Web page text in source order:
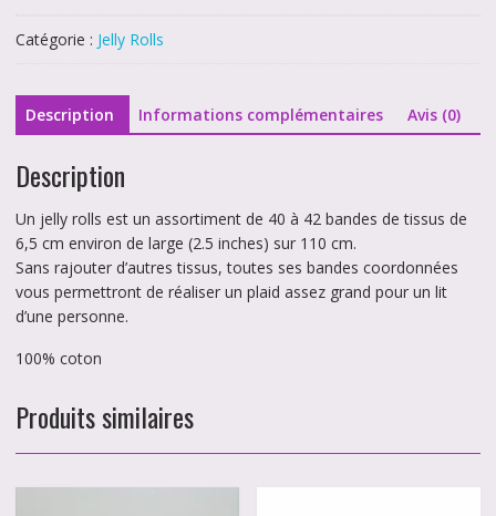
Irene
Catégorie : Jelly Rolls
Description Informations complémentaires Avis (0)
Description
Un jelly rolls est un assortiment de 40 à 42 bandes de tissus de
6,5 cm environ de large (2.5 inches) sur 110 cm.
Sans rajouter d’autres tissus, toutes ses bandes coordonnées
vous permettront de réaliser un plaid assez grand pour un lit
d’une personne.
100% coton
Produits similaires